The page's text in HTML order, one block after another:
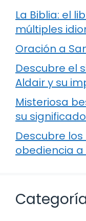
La Biblia: el
múltiples
Oración a
Descubre el
Aldair y su
Misteriosa
su
Descubre
obediencia a